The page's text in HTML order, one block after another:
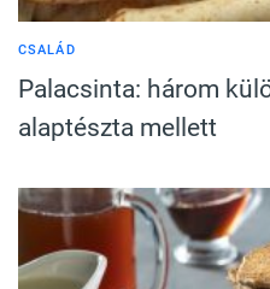
CSALÁD
Palacsinta: három
alaptészta mellett